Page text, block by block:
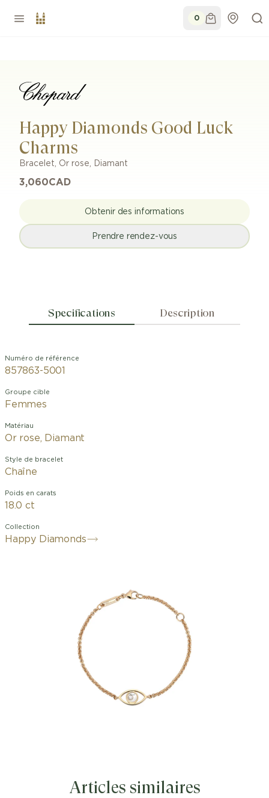
0
Happy Diamonds Good Luck
Charms
Bracelet, Or rose, Diamant
3,060CAD
Obtenir des informations
Prendre rendez-vous
Specifications Description
Numéro de référence
857863-5001
Groupe cible
Femmes
Matériau
Or rose, Diamant
Style de bracelet
Chaîne
Poids en carats
18.0 ct
Collection
Happy Diamonds
Articles similaires